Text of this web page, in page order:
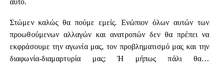
αυτό.
Στώμεν καλώς θα πούμε εμείς. Ενώπιον όλων αυτών των
προωθούμενων αλλαγών και ανατροπών δεν θα πρέπει να
εκφράσουμε την αγωνία μας, τον προβληματισμό μας και την
διαφωνία-διαμαρτυρία μας; Ή μήπως πάλι θα…